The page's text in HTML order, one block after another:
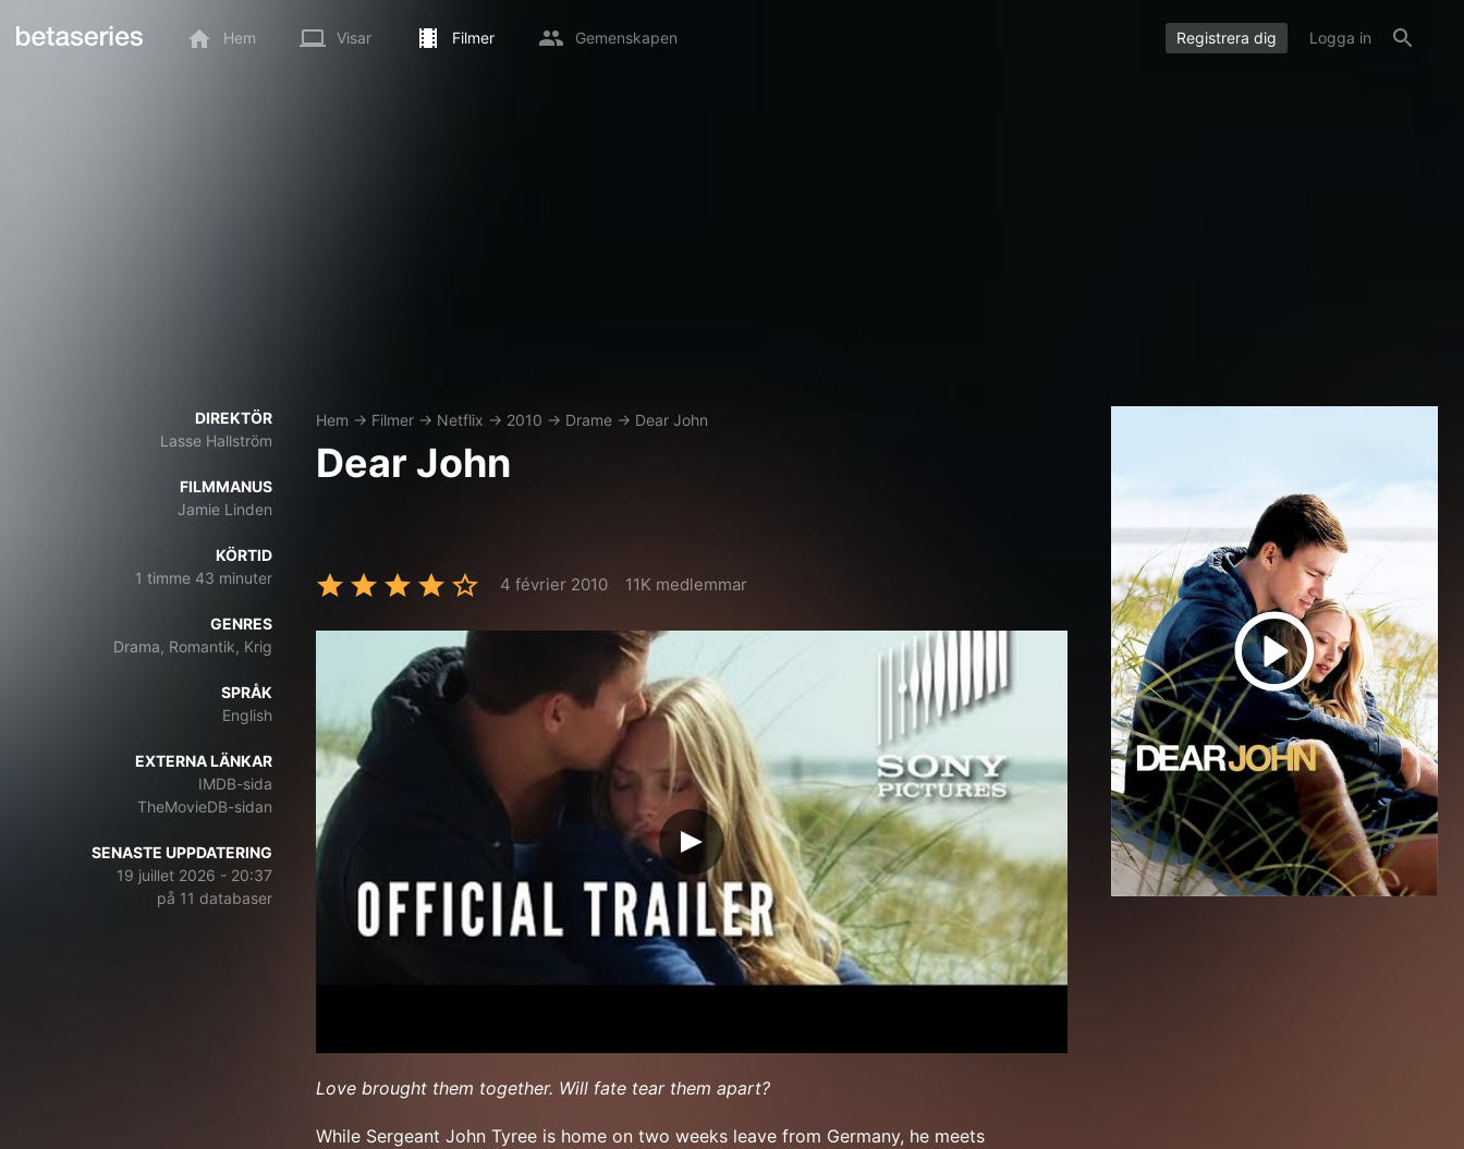
Hem Visar Filmer Gemenskapen Registrera dig Logga in
DIREKTÖR
Lasse Hallström
FILMMANUS
Jamie Linden
KÖRTID
1 timme 43 minuter
GENRES
Drama, Romantik, Krig
SPRÅK
English
EXTERNA LÄNKAR
IMDB-sida
TheMovieDB-sidan
SENASTE UPPDATERING
19 juillet 2026 - 20:37
på 11 databaser
Hem → Filmer → Netflix → 2010 → Drame → Dear John
Dear John
4 février 2010 11K medlemmar
Love brought them together. Will fate tear them apart?
While Sergeant John Tyree is home on two weeks leave from Germany, he meets